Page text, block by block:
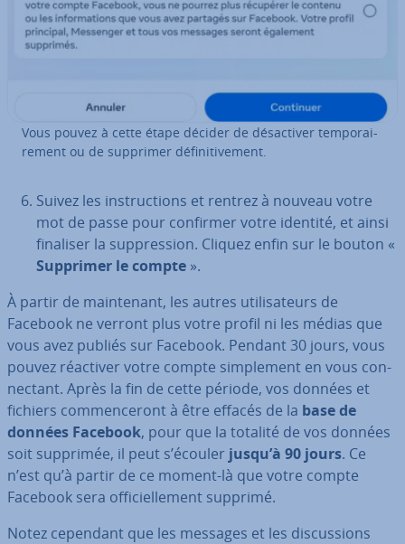
Vous pouvez à cette étape décider de dé­sac­ti­ver tem­po­rai­
re­ment ou de supprimer dé­fi­ni­ti­ve­ment.
Suivez les ins­truc­tions et rentrez à nouveau votre
mot de passe pour confirmer votre identité, et ainsi
finaliser la sup­pres­sion. Cliquez enfin sur le bouton «
Supprimer le compte ».
À partir de main­te­nant, les autres uti­li­sa­teurs de
Facebook ne verront plus votre profil ni les médias que
vous avez publiés sur Facebook. Pendant 30 jours, vous
pouvez réactiver votre compte sim­ple­ment en vous con­
nec­tant. Après la fin de cette période, vos données et
fichiers com­men­ce­ront à être effacés de la base de
données Facebook, pour que la totalité de vos données
soit supprimée, il peut s’écouler jusqu’à 90 jours. Ce
n’est qu’à partir de ce moment-là que votre compte
Facebook sera of­fi­ciel­le­ment supprimé.
Notez cependant que les messages et les dis­cus­sions